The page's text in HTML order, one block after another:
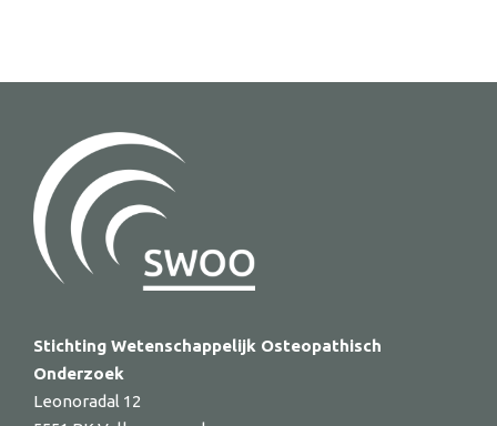
Stichting Wetenschappelijk Osteopathisch
Onderzoek
Leonoradal 12